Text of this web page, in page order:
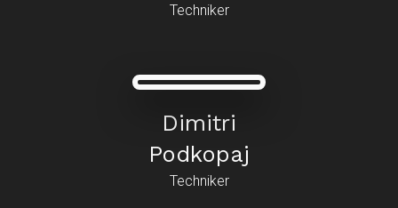
Techniker
Dimitri
Podkopaj
Techniker